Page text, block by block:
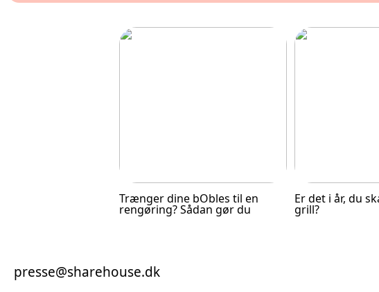
Trænger dine bObles til en
rengøring? Sådan gør du
Er det i år, du
grill?
presse@sharehouse.dk